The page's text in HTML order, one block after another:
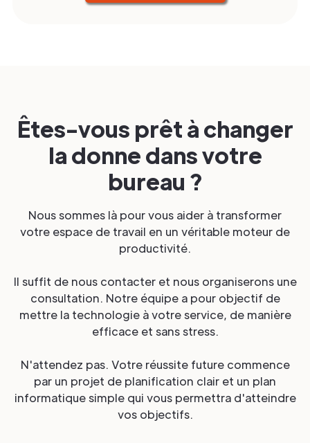
Êtes-vous prêt à changer
la donne dans votre
bureau ?
Nous sommes là pour vous aider à transformer
votre espace de travail en un véritable moteur de
productivité.
Il suffit de nous contacter et nous organiserons une
consultation. Notre équipe a pour objectif de
mettre la technologie à votre service, de manière
efficace et sans stress.
N'attendez pas. Votre réussite future commence
par un projet de planification clair et un plan
informatique simple qui vous permettra d'atteindre
vos objectifs.